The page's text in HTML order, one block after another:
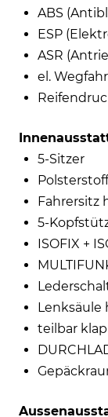
ABS
ESP
ASR
el.
5-Sitzer
Fahrersitz
5-
ISOFIX +
Lenksäule
teilbar